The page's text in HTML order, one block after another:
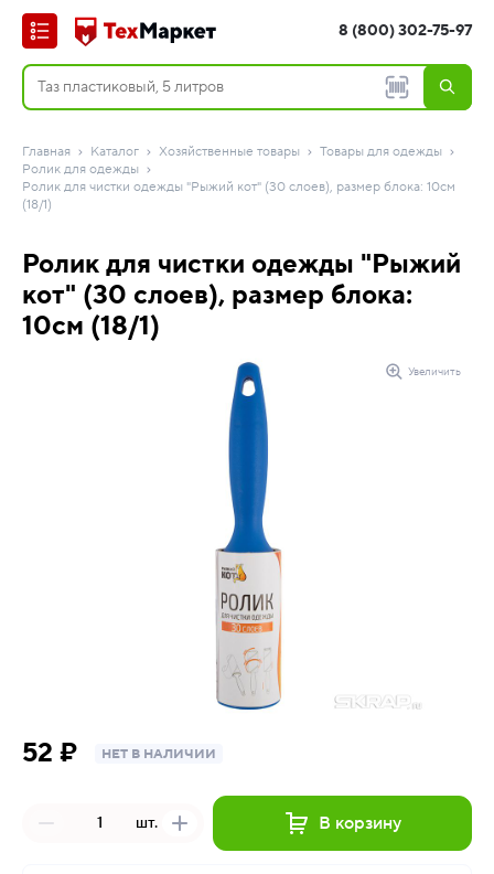
8 (800) 302-75-97
Главная Каталог Хозяйственные товары
Товары для одежды
Ролик для одежды
Ролик для чистки одежды "Рыжий кот" (30 слоев), размер блока: 10см
(18/1)
Ролик для чистки одежды "Рыжий
кот" (30 слоев), размер блока:
10см (18/1)
Увеличить
52 ₽ НЕТ В НАЛИЧИИ
шт. В корзину